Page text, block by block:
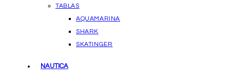
TABLAS
AQUAMARINA
SHARK
SKATINGER
NAUTICA